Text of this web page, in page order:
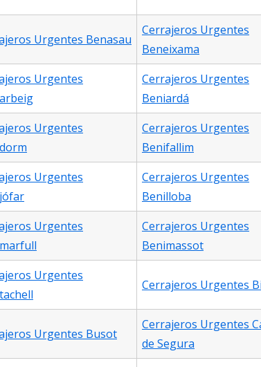
Urgentes Benasau
Cerrajeros Urgentes
Beneixama
Urgentes
Cerrajeros Urgentes
Beniardá
Urgentes
Cerrajeros Urgentes
Benifallim
Urgentes
Cerrajeros Urgentes
Benilloba
Urgentes
Cerrajeros Urgentes
Benimassot
Urgentes
Cerrajeros Urgentes
Urgentes Busot
Cerrajeros Urgentes
de Segura